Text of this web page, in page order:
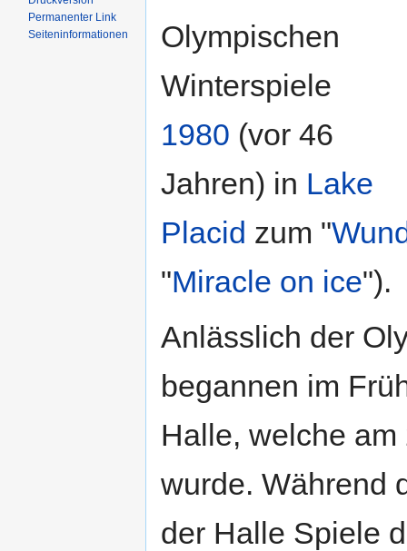
Olympischen
Winterspiele
1980 (vor 46
Jahren) in Lake
Placid zum "
"Miracle on ice").
Anlässlich der
begannen im
Halle, welche
wurde. Während
der Halle Spiele
Permanenter Link
Seiteninformationen